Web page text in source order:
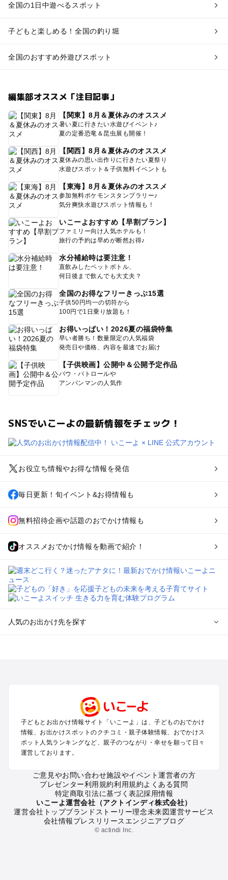
全国の1日中遊べるスポット
子どもと楽しめる！全国の釣り堀
全国のおすすめ外遊びスポット
編集部オススメ「注目記事」
【関東】8月＆夏休みのオススメ
暑い夏に行きたい水遊びイベント♪
夏の定番恐竜＆昆虫展も開催！
【関西】8月＆夏休みのオススメ
夏休みの思い出作りに行きたい夏祭り
水遊びスポット＆子供無料イベントも
【東海】8月＆夏休みのオススメ
参加無料ポケモンスタンプラリー♪
気分爽快水遊びスポット情報も！
いこーよおすすめ【早割プラン】
ファミリー向け人気ホテルも！
旅行の予約は早めが断然お得♪
水分補給時は要注意！
直飲みしたペットボトル、
何日後まで飲んでも大丈夫？
全国のお得なフリーきっぷ15選
子供50円均一の切符から
100円で1日乗り放題も！
お得いっぱい！2026夏の福袋特集
早い者勝ち！数量限定の人気福袋
発売日や価格、内容を最速でお届け
【子供映画】公開中＆公開予定作品
パウ・パトロールや
アンパンマンの人気作
SNSでいこーよの最新情報をチェック！
お役立ち情報やお得な情報を発信
毎日更新！旬イベント&お得情報も
無料招待企画や話題のおでかけ情報も
オススメおでかけ情報を動画で紹介！
人気のお出かけ先を探す
関西のプールおでかけ
中国･四国のプールおでかけ
九州･沖縄のプールおでかけ
定番お出かけスポット
牧場
子どもとお出かけ情報サイト「いこーよ」は、子どものおでかけ
情報、お出かけスポットのクチコミ・親子体験情報、おでかけス
ポット人気ランキングなど、親子のつながり・幸せを願って日々
運営しております。
ご意見やお問い合わせ施設やイベント運営者の方
プレゼンター利用規約利用規約よくある質問
特定商取引法に基づく表記採用情報
いこーよ運営会社（アクトインディ株式会社）
運営会社トップブランドストーリー理念未来図運営サービス
会社情報プレスリリース エンジニアブログ
© actindi Inc.